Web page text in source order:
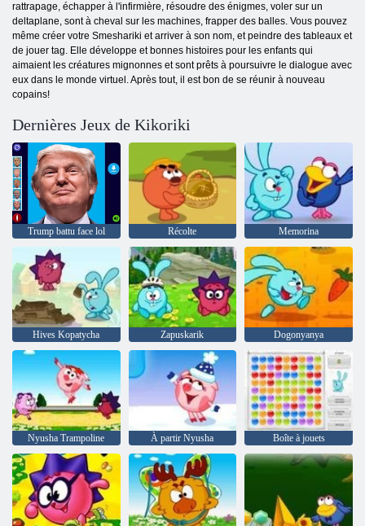
rattrapage, échapper à l'infirmière, résoudre des énigmes, voler sur un
deltaplane, sont à cheval sur les machines, frapper des balles. Vous pouvez
même créer votre Smeshariki et arriver à son nom, et peindre des tableaux et
de jouer tag. Elle développe et bonnes histoires pour les enfants qui
aimaient les créatures mignonnes et sont prêts à poursuivre le dialogue avec
eux dans le monde virtuel. Après tout, il est bon de se réunir à nouveau
copains!
Dernières Jeux de Kikoriki
Trump battu face lol Récolte Memorina
Hives Kopatycha Zapuskarik Dogonyanya
Nyusha Trampoline À partir Nyusha Boîte à jouets